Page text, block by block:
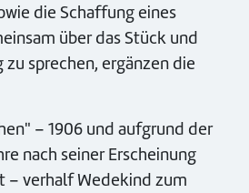
die Schaffung eines
über das Stück und
sprechen, ergänzen die
– 1906 und aufgrund der
nach seiner Erscheinung
– verhalf Wedekind zum